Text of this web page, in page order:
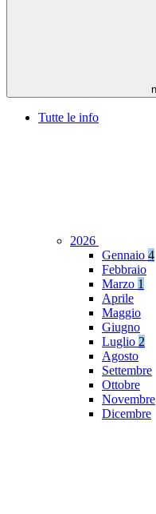
Tutte le info
2026
Gennaio 4
Febbraio
Marzo 1
Aprile
Maggio
Giugno
Luglio 2
Agosto
Settembre
Ottobre
Novembre
Dicembre